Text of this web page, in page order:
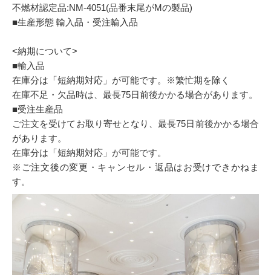
不燃材認定品:NM-4051(品番末尾がMの製品)
■生産形態 輸入品・受注輸入品
<納期について>
■輸入品
在庫分は「短納期対応」が可能です。※繁忙期を除く
在庫不足・欠品時は、最長75日前後かかる場合があります。
■受注生産品
ご注文を受けてお取り寄せとなり、最長75日前後かかる場合
があります。
在庫分は「短納期対応」が可能です。
※ご注文後の変更・キャンセル・返品はお受けできかねま
す。